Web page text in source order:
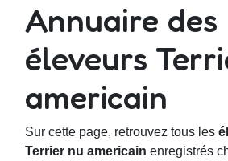
Annuaire des
éleveurs
americain
Sur cette page, retrouvez tous les
Terrier nu americain enregistrés